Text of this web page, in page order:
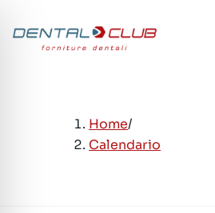
contenuto
Home/
Calendario